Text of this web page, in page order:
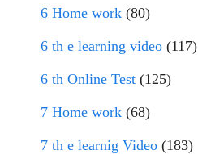
6 Home work (80)
6 th e learning video (117)
6 th Online Test (125)
7 Home work (68)
7 th e learnig Video (183)